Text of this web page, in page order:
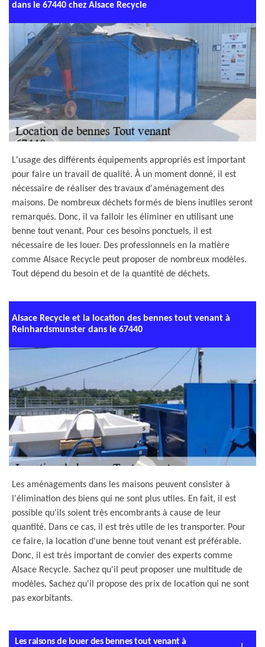
dans le 67440 chez Alsace Recycle
L'usage des différents équipements appropriés est important
pour faire un travail de qualité. À un moment donné, il est
nécessaire de réaliser des travaux d'aménagement des
maisons. De nombreux déchets formés de biens inutiles seront
remarqués. Donc, il va falloir les éliminer en utilisant une
benne tout venant. Pour ces besoins ponctuels, il est
nécessaire de les louer. Des professionnels en la matière
comme Alsace Recycle peut proposer de nombreux modèles.
Tout dépend du besoin et de la quantité de déchets.
Alsace Recycle et la location des bennes tout venant à
Reinhardsmunster dans le 67440
Les aménagements dans les maisons peuvent consister à
l'élimination des biens qui ne sont plus utiles. En fait, il est
possible qu'ils soient très encombrants à cause de leur
quantité. Dans ce cas, il est très utile de les transporter. Pour
ce faire, la location d'une benne tout venant est préférable.
Donc, il est très important de convier des experts comme
Alsace Recycle. Sachez qu'il peut proposer une multitude de
modèles. Sachez qu'il propose des prix de location qui ne sont
pas exorbitants.
Les raisons de louer des bennes tout venant à